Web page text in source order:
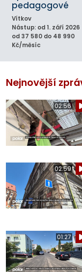
pedagogové
Vítkov
Nástup: od 1. září 2026
od 37 580 do 48 990
Kč/měsíc
Nejnovější
02:56
02:59
01:27